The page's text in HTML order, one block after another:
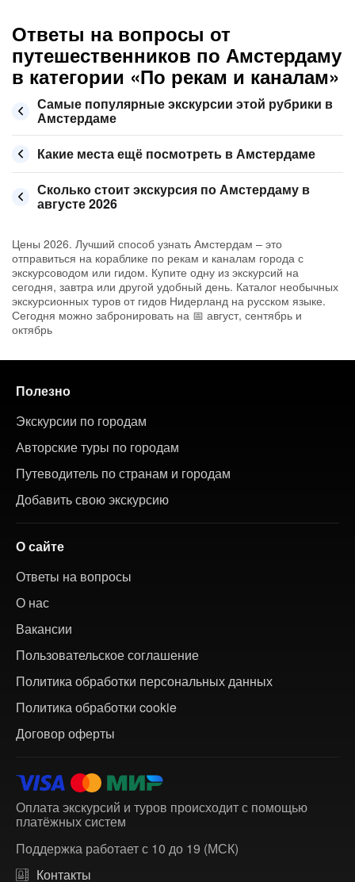
Ответы на вопросы от
путешественников по Амстердаму
в категории «По рекам и каналам»
Самые популярные экскурсии этой рубрики в
Амстердаме
Какие места ещё посмотреть в Амстердаме
Сколько стоит экскурсия по Амстердаму в
августе 2026
Цены 2026. Лучший способ узнать Амстердам – это
отправиться на кораблике по рекам и каналам города с
экскурсоводом или гидом. Купите одну из экскурсий на
сегодня, завтра или другой удобный день. Каталог необычных
экскурсионных туров от гидов Нидерланд на русском языке.
Сегодня можно забронировать на 📅 август, сентябрь и
октябрь
Полезно
Экскурсии по городам
Авторские туры по городам
Путеводитель по странам и городам
Добавить свою экскурсию
О сайте
Ответы на вопросы
О нас
Вакансии
Пользовательское соглашение
Политика обработки персональных данных
Политика обработки cookie
Договор оферты
Оплата экскурсий и туров происходит с помощью
платёжных систем
Поддержка работает с 10 до 19 (МСК)
Контакты